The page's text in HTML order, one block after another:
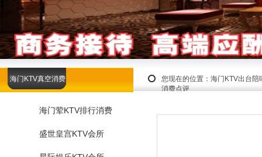
您现在的位置： 海门KTV出台陪
消费点评
海门KTV真空消费
海门荤KTV排行消费
盛世皇宫KTV会所